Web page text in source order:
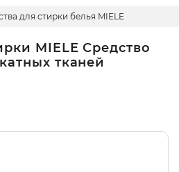
для стирки белья MIELE
MIELE Средство
тканей